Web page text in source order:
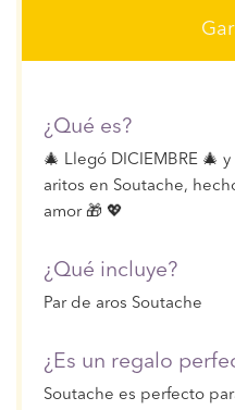
¿Qué es?
🎄 Llegó DICIEMBRE 🎄
aritos en Soutache,
amor 🎁 💖
¿Qué incluye?
Par de aros Soutache
¿Es un regalo
Soutache es perfecto